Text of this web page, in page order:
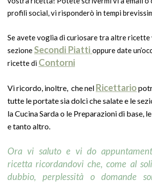
profili social, vi risponderò in tempi
Se avete voglia di curiosare tra altre ricette
sezioneSecondi Piatti oppure date
ricette di Contorni
Vi ricordo, inoltre, che nel Ricettario
tutte le portate sia dolci che salate e le
la Cucina Sarda o le Preparazioni di base,
e tanto altro.
Ora vi saluto e vi do
ricetta ricordandovi che, come al
dubbio, perplessità o domande